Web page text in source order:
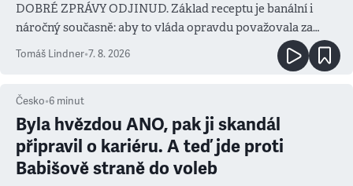
DOBRÉ ZPRÁVY ODJINUD. Základ receptu je banální i
náročný současně: aby to vláda opravdu považovala za
prioritu
Tomáš Lindner•7. 8. 2026
Česko•6 minut
Byla hvězdou ANO, pak ji skandál
připravil o kariéru. A teď jde proti
Babišově straně do voleb